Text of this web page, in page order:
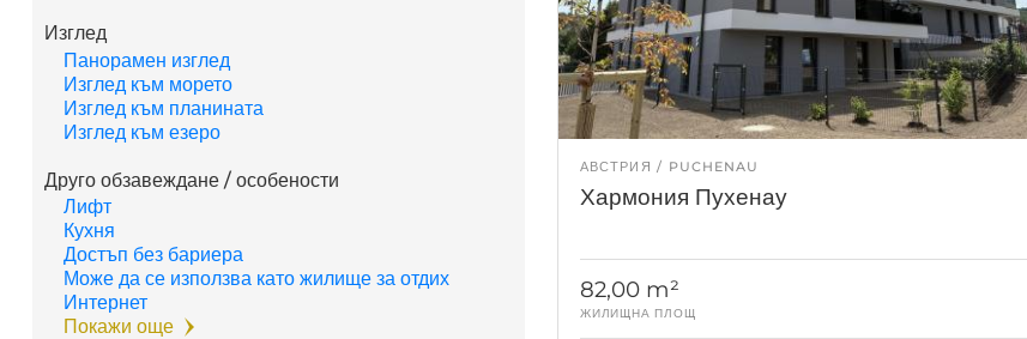
Изглед
Панорамен изглед
Изглед към морето
Изглед към планината
Изглед към езеро
Друго обзавеждане / особености
Лифт
Кухня
Достъп без бариера
Може да се използва като жилище за отдих
Интернет
Покажи още
АВСТРИЯ PUCHENAU
Хармония Пухенау
82,00 m²
ЖИЛИЩНА ПЛОЩ